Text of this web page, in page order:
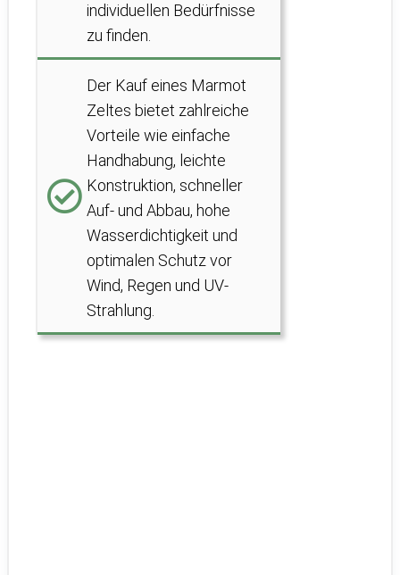
individuellen Bedürfnisse
zu finden.
Der Kauf eines Marmot
Zeltes bietet zahlreiche
Vorteile wie einfache
Handhabung, leichte
Konstruktion, schneller
Auf- und Abbau, hohe
Wasserdichtigkeit und
optimalen Schutz vor
Wind, Regen und UV-
Strahlung.